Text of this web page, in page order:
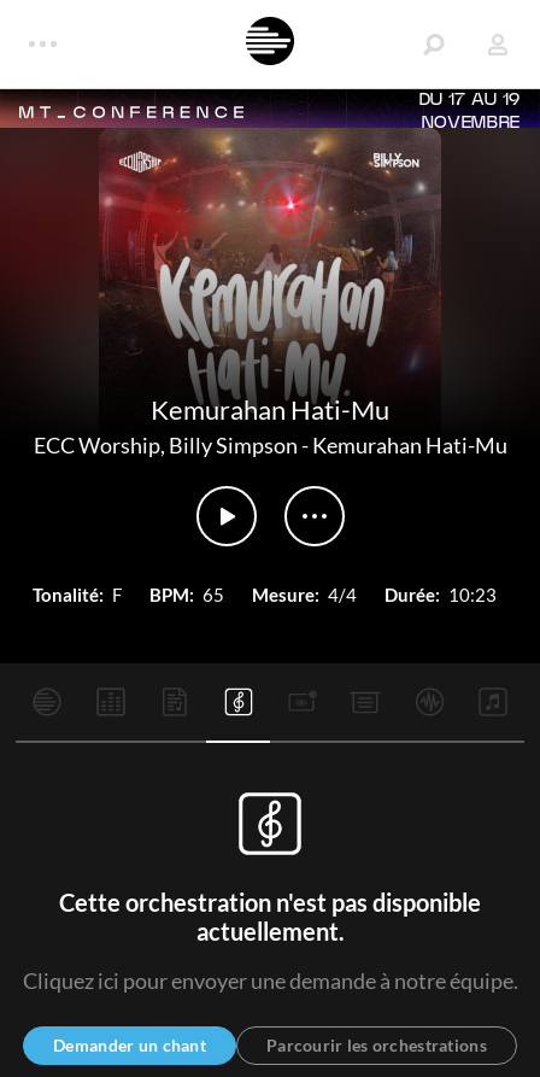
DU 17 AU 19
NOVEMBRE
Kemurahan Hati-Mu
ECC Worship, Billy Simpson-Kemurahan Hati-Mu
Tonalité: F BPM: 65 Mesure: 4/4 Durée: 10:23
Cette orchestration n'est pas disponible
actuellement.
Cliquez ici pour envoyer une demande à notre équipe.
Demander un chant Parcourir les orchestrations